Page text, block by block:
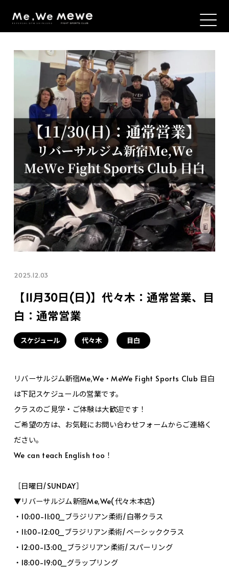
2025.12.03
【11月30日(日)】代々木：通常営業、目
白：通常営業
スケジュール 代々木 目白
リバーサルジム新宿Me,We・MeWe Fight Sports Club 目白
は下記スケジュールの営業です。
クラスのご見学・ご体験は大歓迎です！
ご希望の方は、お気軽にお問い合わせフォームからご連絡く
ださい。
We can teach English too！
［日曜日/SUNDAY］
▼リバーサルジム新宿Me,We(代々木本店)
・10:00-11:00_ブラジリアン柔術/白帯クラス
・11:00-12:00_ブラジリアン柔術/ベーシッククラス
・12:00-13:00_ブラジリアン柔術/スパーリング
・18:00-19:00_グラップリング